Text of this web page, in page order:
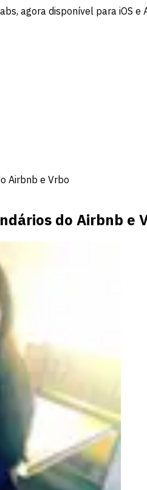
agora disponível para iOS e
Airbnb e Vrbo
do Airbnb e